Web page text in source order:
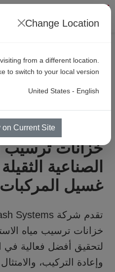
خزاناتترسيب
لمحطات غسيل
خزانات ترسيب
الصناعية
غسيل المركبات
تقدم شركة KKE Wash Systems بكل فخر
خزانات ترسيب مياه
لتحقيق أفضل فعالية في
وإعادة التركيب،
Change Location
from a different location.
to switch to your local version?
United States - English
on Current Site